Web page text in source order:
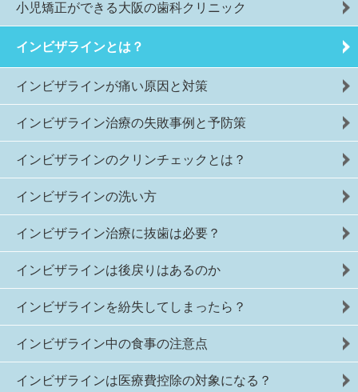
小児矯正ができる大阪の歯科クリニック
インビザラインとは？
インビザラインが痛い原因と対策
インビザライン治療の失敗事例と予防策
インビザラインのクリンチェックとは？
インビザラインの洗い方
インビザライン治療に抜歯は必要？
インビザラインは後戻りはあるのか
インビザラインを紛失してしまったら？
インビザライン中の食事の注意点
インビザラインは医療費控除の対象になる？